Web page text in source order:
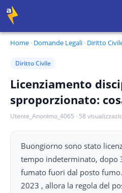
Home · Domande Legali · Diritto
Diritto Civile
Licenziamento
sproporzionato:
Utente_Anonimo_4065 · 58
Buongiorno sono stato
tempo indeterminato, dopo
fumato fuori dal posto
2023 , allora la regola del